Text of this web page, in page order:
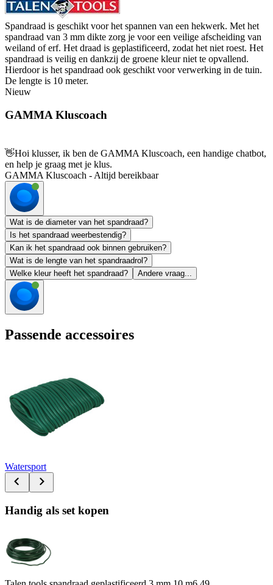
Spandraad is geschikt voor het spannen van een hekwerk. Met het
spandraad van 3 mm dikte zorg je voor een veilige afscheiding van
weiland of erf. Het draad is geplastificeerd, zodat het niet roest. Het
spandraad is veilig en dankzij de groene kleur niet te opvallend.
Hierdoor is het spandraad ook geschikt voor verwerking in de tuin.
De lengte is 10 meter.
Nieuw
GAMMA Kluscoach
👋Hoi klusser, ik ben de GAMMA Kluscoach, een handige chatbot,
en help je graag met je klus.
GAMMA Kluscoach - Altijd bereikbaar
Wat is de diameter van het spandraad?
Is het spandraad weerbestendig?
Kan ik het spandraad ook binnen gebruiken?
Wat is de lengte van het spandraadrol?
Welke kleur heeft het spandraad?
Andere vraag...
Passende accessoires
Watersport
Handig als set kopen